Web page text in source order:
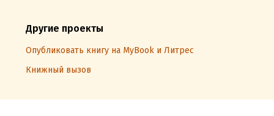
Другие проекты
Опубликовать книгу на MyBook и Литрес
Книжный вызов